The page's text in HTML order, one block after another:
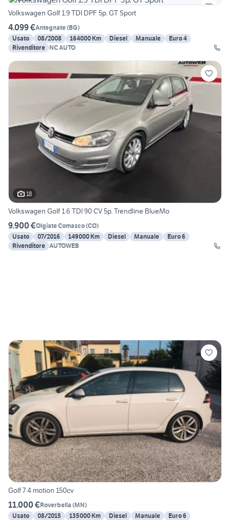
Volkswagen Golf 1.9 TDI DPF 5p. GT Sport
4.099 €Antegnate(BG)
Usato
08/2008 164000 Km Diesel Manuale
Euro 4
Rivenditore NC AUTO
18
Volkswagen Golf 1.6 TDI 90 CV 5p. Trendline BlueMo
9.900 €Olgiate Comasco(CO)
Usato
07/2016 149000 Km Diesel Manuale
Euro 6
Rivenditore AUTOWEB
Golf 7 4 motion 150cv
11.000 €Roverbella (MN)
Usato
08/2015 135000 Km Diesel Manuale Euro 6